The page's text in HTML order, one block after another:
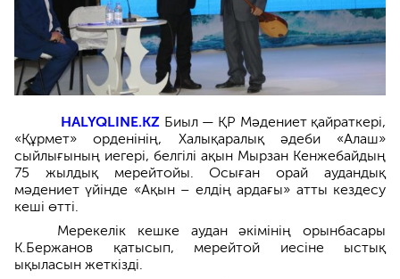
HALYQLINE.KZ Биыл — ҚР Мәдениет қайраткері,
«Құрмет» орденінің, Халықаралық әдеби «Алаш»
сыйлығының иегері, белгілі ақын Мырзан Кенжебайдың
75 жылдық мерейтойы. Осыған орай аудандық
мәдениет үйінде «Ақын – елдің ардағы» атты кездесу
кеші өтті.
Мерекелік кешке аудан әкімінің орынбасары
К.Бержанов қатысып, мерейтой иесіне ыстық
ықыласын жеткізді.